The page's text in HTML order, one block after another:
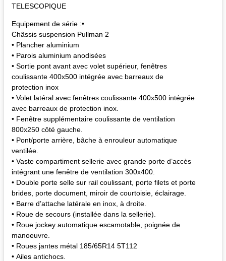
TELESCOPIQUE
Equipement de série :•
Châssis suspension Pullman 2
• Plancher aluminium
• Parois aluminium anodisées
• Sortie pont avant avec volet supérieur, fenêtres
coulissante 400x500 intégrée avec barreaux de
protection inox
• Volet latéral avec fenêtres coulissante 400x500 intégrée
avec barreaux de protection inox.
• Fenêtre supplémentaire coulissante de ventilation
800x250 côté gauche.
• Pont/porte arrière, bâche à enrouleur automatique
ventilée.
• Vaste compartiment sellerie avec grande porte d’accès
intégrant une fenêtre de ventilation 300x400.
• Double porte selle sur rail coulissant, porte filets et porte
brides, porte document, miroir de courtoisie, éclairage.
• Barre d’attache latérale en inox, à droite.
• Roue de secours (installée dans la sellerie).
• Roue jockey automatique escamotable, poignée de
manoeuvre.
• Roues jantes métal 185/65R14 5T112
• Ailes antichocs.